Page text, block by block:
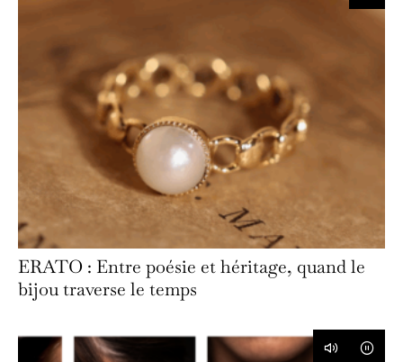
ERATO : Entre poésie et héritage, quand le
bijou traverse le temps